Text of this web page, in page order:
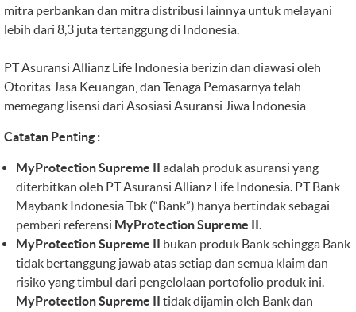
mitra perbankan dan mitra distribusi lainnya untuk melayani
lebih dari 8,3 juta tertanggung di Indonesia.
PT Asuransi Allianz Life Indonesia berizin dan diawasi oleh
Otoritas Jasa Keuangan, dan Tenaga Pemasarnya telah
memegang lisensi dari Asosiasi Asuransi Jiwa Indonesia
Catatan Penting :
MyProtection Supreme II adalah produk asuransi yang
diterbitkan oleh PT Asuransi Allianz Life Indonesia. PT Bank
Maybank Indonesia Tbk (“Bank”) hanya bertindak sebagai
pemberi referensi MyProtection Supreme II.
MyProtection Supreme II bukan produk Bank sehingga Bank
tidak bertanggung jawab atas setiap dan semua klaim dan
risiko yang timbul dari pengelolaan portofolio produk ini.
MyProtection Supreme II tidak dijamin oleh Bank dan